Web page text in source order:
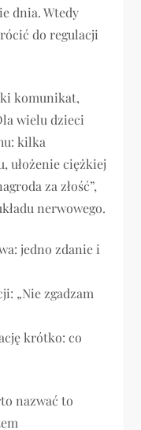
dnia. Wtedy
do regulacji
komunikat,
wielu dzieci
kilka
ułożenie ciężkiej
za złość”,
nerwowego.
jedno zdanie i
„Nie zgadzam
krótko: co
nazwać to